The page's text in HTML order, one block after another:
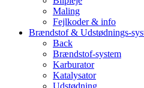
Maling
Fejlkoder & info
Brændstof & Udstødnings-
Back
Brændstof-system
Karburator
Katalysator